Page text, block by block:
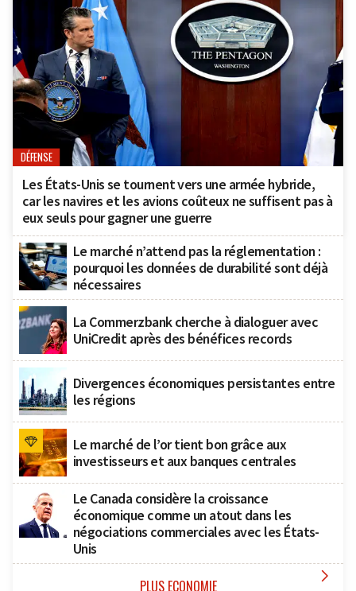
DÉFENSE
Les États-Unis se tournent vers une armée hybride,
car les navires et les avions coûteux ne suffisent pas à
eux seuls pour gagner une guerre
Le marché n’attend pas la réglementation :
pourquoi les données de durabilité sont déjà
nécessaires
La Commerzbank cherche à dialoguer avec
UniCredit après des bénéfices records
Divergences économiques persistantes entre
les régions
Le marché de l’or tient bon grâce aux
investisseurs et aux banques centrales
Le Canada considère la croissance
économique comme un atout dans les
négociations commerciales avec les États-
Unis
PLUS ECONOMIE 